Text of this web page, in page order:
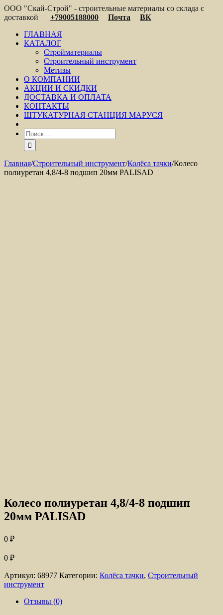
ООО "Скай-Строй" - строительные материалы со склада с
доставкой
+79005188000 Почта
ВК
ГЛАВНАЯ
КАТАЛОГ
Стройматериалы
Строительный инструмент
Метизы
О КОМПАНИИ
АКЦИИ И СКИДКИ
ДОСТАВКА И ОПЛАТА
КОНТАКТЫ
ШТУКАТУРНАЯ СТАНЦИЯ МАРУСЯ
Главная/Строительный инструмент/Колёса тачки/Колесо
полиуретан 4,8/4-8 подшип 20мм PALISAD
Колесо полиуретан 4,8/4-8 подшип
20мм PALISAD
0 ₽
0 ₽
Артикул: 68977 Категории: Колёса тачки, Строительный
инструмент
Отзывы (0)